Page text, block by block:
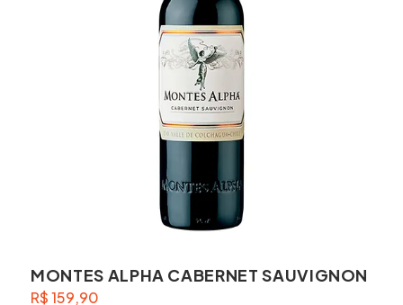
MONTES ALPHA CABERNET SAUVIGNON
R$159,90